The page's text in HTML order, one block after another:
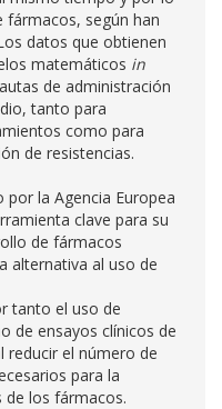
según han
datos que obtienen
matemáticos in
de administración
tanto para
como para
de resistencias.
la Agencia Europea
clave para su
de fármacos
alternativa al uso de
tanto el uso de
de ensayos clínicos de
reducir el número de
para la
de los fármacos.